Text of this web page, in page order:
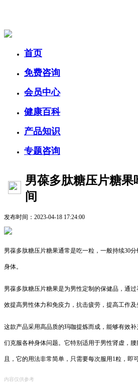
首页
免费咨询
会员中心
健康百科
产品知识
专题咨询
男葆多肽糖压片糖
间
发布时间：2023-04-18 17:24:00
男葆多肽糖压片糖果通常是吃一粒，一般持续30
身体。
男葆多肽糖压片糖果是为男性定制的保健品，通
效提高男性体力和免疫力，抗击疲劳，提高工作及
这款产品采用高品质的玛咖提炼而成，能够有效
们克服各种身体问题。它特别适用于男性肾虚，
且，它的用法非常简单，只需要每次服用1粒，即
内容仅供参考